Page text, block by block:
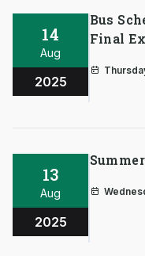
14
Aug
2025
Bus
Final
13
Aug
2025